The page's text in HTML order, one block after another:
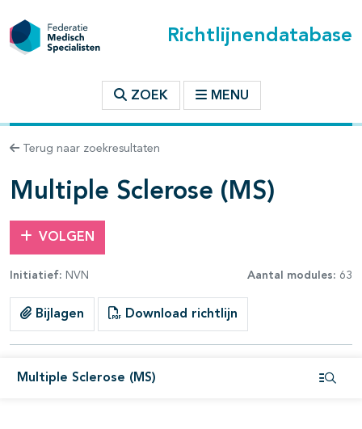
Richtlijnendatabase
ZOEK MENU
Terug naar zoekresultaten
Multiple Sclerose (MS)
VOLGEN
Initiatief: NVN Aantal modules: 63
Bijlagen Download richtlijn
Multiple Sclerose (MS)
binnen deze richtlijn
open- en dichtklappen
open- en dichtklappen
open- en dichtklappen